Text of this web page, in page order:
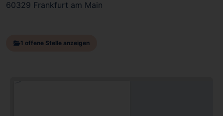
60329 Frankfurt am Main
1 offene Stelle anzeigen